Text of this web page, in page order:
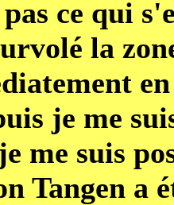
ce qui
la
je me
me suis
Tangen a